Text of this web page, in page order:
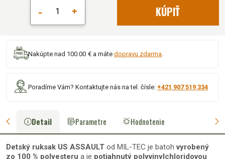
- + KÚPIŤ
Nakúpte nad 100.00 € a máte dopravu zdarma.
Poradíme Vám? Kontaktujte nás na tel. čísle: +421 907 519 334
Detail Parametre Hodnotenie
Detský ruksak US ASSAULT od MIL-TEC je batohvyrobený
zo 100 % polyesteru a je potiahnutý polyvinylchloridovou